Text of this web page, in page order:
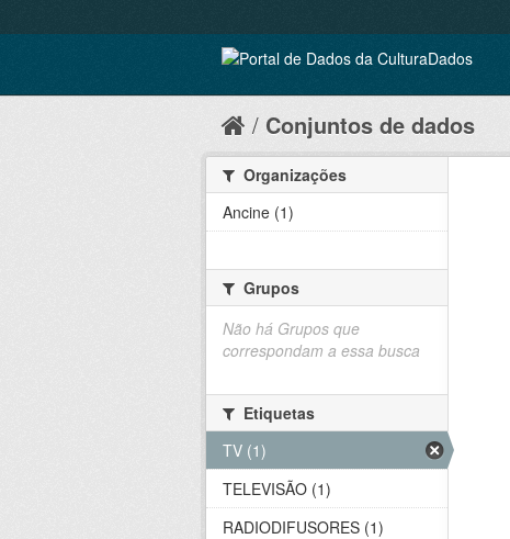
Conjuntos de dados
Organizações
Ancine (1)
Grupos
Não há Grupos que
correspondam a essa busca
Etiquetas
TV (1)
TELEVISÃO (1)
RADIODIFUSORES (1)